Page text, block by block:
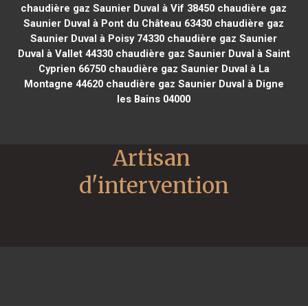
chaudière gaz Saunier Duval à Vif 38450 chaudière gaz
Saunier Duval à Pont du Château 63430 chaudière gaz
Saunier Duval à Poisy 74330 chaudière gaz Saunier
Duval à Vallet 44330chaudière gaz Saunier Duval à Saint
Cyprien 66750chaudière gaz Saunier Duval à La
Montagne 44620chaudière gaz Saunier Duval à Digne
les Bains 04000
Artisan
d'intervention